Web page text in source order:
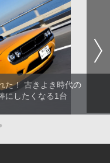
た！ 古きよき時代の
にしたくなる1台